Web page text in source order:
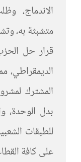
الاندماج،
متشبثة به،
قرار حل
الديمقراطي،
المشترك
بدل
للطبقات
على كافة